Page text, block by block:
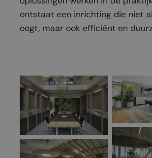
ontstaat een inrichting die niet
oogt, maar ook efficiënt en